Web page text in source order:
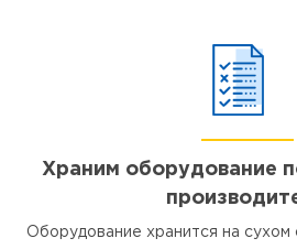
Храним оборудование
Оборудование хранится на сухом